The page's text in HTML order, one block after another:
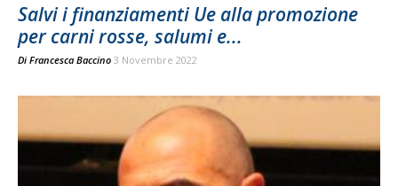
Salvi i finanziamenti Ue alla promozione
per carni rosse, salumi e...
Di Francesca Baccino 3 Novembre 2022